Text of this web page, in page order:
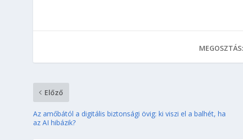
MEGOSZTÁS:
Előző
Az amőbától a digitális biztonsági övig: ki viszi el a balhét, ha
az AI hibázik?